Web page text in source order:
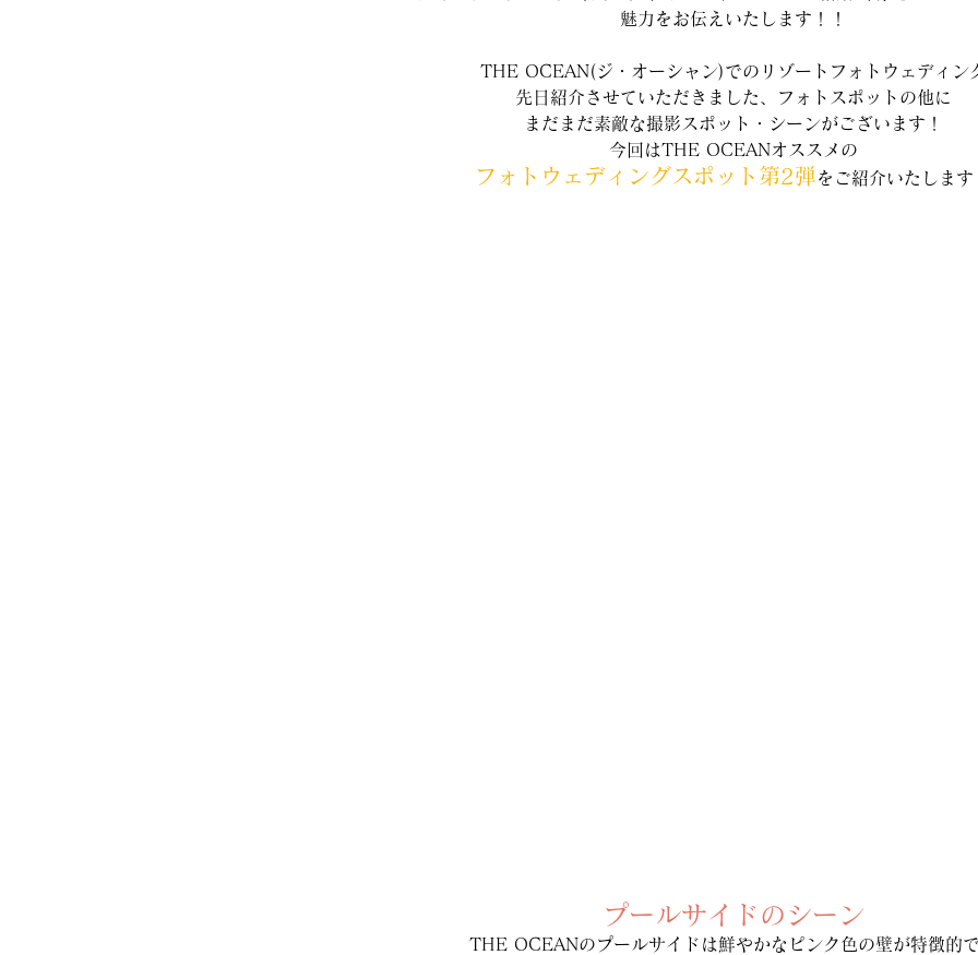
魅力をお伝えいたします！！
THE OCEAN(ジ・オーシャン)でのリゾートフォトウェディン
先日紹介させていただきました、フォトスポットの他に
まだまだ素敵な撮影スポット・シーンがございます！
今回はTHE OCEANオススメの
フォトウェディングスポット第2弾をご紹介いたします
プールサイドのシーン
THE OCEANのプールサイドは鮮やかなピンク色の壁が特徴的